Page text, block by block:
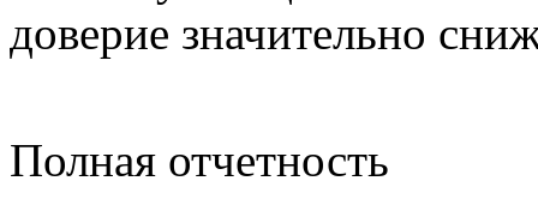
доверие значительно
Полная отчетность